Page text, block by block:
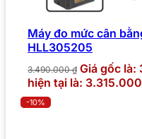
Máy đo mức cân
HLL305205
3.490.000₫ Giá gốc
hiện tại là:
-10%